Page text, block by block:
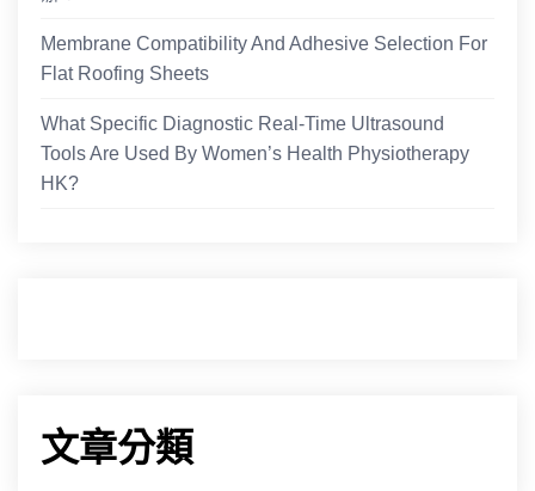
Membrane Compatibility And Adhesive Selection For
Flat Roofing Sheets
What Specific Diagnostic Real-Time Ultrasound
Tools Are Used By Women’s Health Physiotherapy
HK?
文章分類